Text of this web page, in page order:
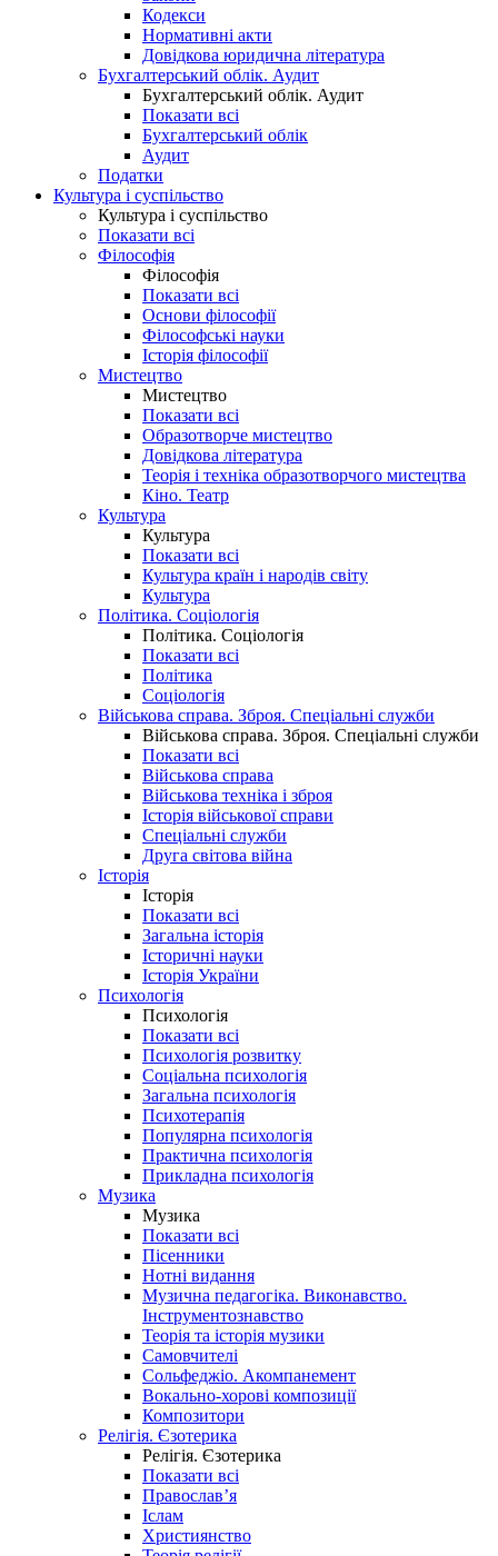
Кодекси
Нормативні акти
Довідкова юридична література
Бухгалтерський облік. Аудит
Бухгалтерський облік. Аудит
Показати всі
Бухгалтерський облік
Аудит
Податки
Культура і суспільство
Культура і суспільство
Показати всі
Філософія
Філософія
Показати всі
Основи філософії
Філософські науки
Історія філософії
Мистецтво
Мистецтво
Показати всі
Образотворче мистецтво
Довідкова література
Теорія і техніка образотворчого мистецтва
Кіно. Театр
Культура
Культура
Показати всі
Культура країн і народів світу
Культура
Політика. Соціологія
Політика. Соціологія
Показати всі
Політика
Соціологія
Військова справа. Зброя. Спеціальні служби
Військова справа. Зброя. Спеціальні служби
Показати всі
Військова справа
Військова техніка і зброя
Історія військової справи
Спеціальні служби
Друга світова війна
Історія
Історія
Показати всі
Загальна історія
Історичні науки
Історія України
Психологія
Психологія
Показати всі
Психологія розвитку
Соціальна психологія
Загальна психологія
Психотерапія
Популярна психологія
Практична психологія
Прикладна психологія
Музика
Музика
Показати всі
Пісенники
Нотні видання
Музична педагогіка. Виконавство.
Інструментознавство
Теорія та історія музики
Самовчителі
Сольфеджіо. Акомпанемент
Вокально-хорові композиції
Композитори
Релігія. Єзотерика
Релігія. Єзотерика
Показати всі
Православ’я
Іслам
Християнство